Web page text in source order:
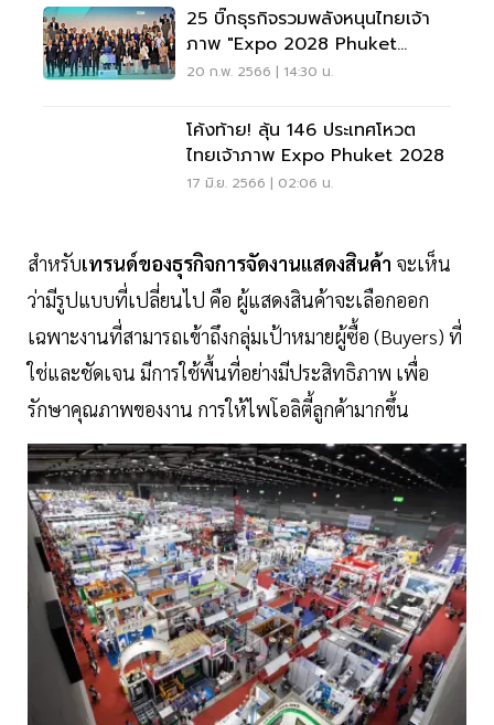
25 บิ๊กธุรกิจรวมพลังหนุนไทยเจ้า
ภาพ "Expo 2028 Phuket
Thailand"
20 ก.พ. 2566 | 14:30 น.
โค้งท้าย! ลุ้น 146 ประเทศโหวต
ไทยเจ้าภาพ Expo Phuket 2028
17 มิ.ย. 2566 | 02:06 น.
สำหรับเทรนด์ของธุรกิจการจัดงานแสดงสินค้า จะเห็น
ว่ามีรูปแบบที่เปลี่ยนไป คือ ผู้แสดงสินค้าจะเลือกออก
เฉพาะงานที่สามารถเข้าถึงกลุ่มเป้าหมายผู้ซื้อ (Buyers) ที่
ใช่และชัดเจน มีการใช้พื้นที่อย่างมีประสิทธิภาพ เพื่อ
รักษาคุณภาพของงาน การให้ไพโอลิตี้ลูกค้ามากขึ้น